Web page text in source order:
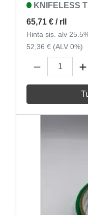
KNIFELESS
65,71 € / rll
Hinta sis. alv
52,36 € (ALV 0%)